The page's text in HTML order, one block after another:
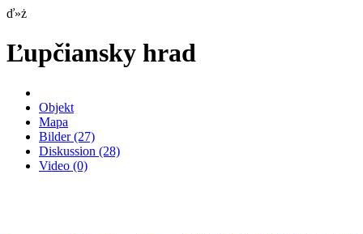
ď»ż
Ľupčiansky hrad
Objekt
Mapa
Bilder(27)
Diskussion (28)
Video (0)